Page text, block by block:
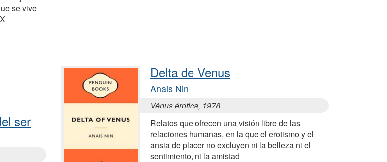
se vive
ser
Delta de Venus
Anais Nin
Vénus érotica, 1978
Relatos que ofrecen una visión libre de las
relaciones humanas, en la que el erotismo y el
ansia de placer no excluyen ni la belleza ni el
sentimiento, ni la amistad